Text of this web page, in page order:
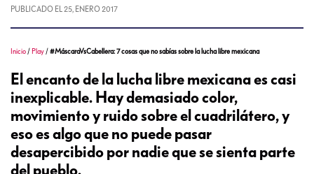
PUBLICADO EL 25, ENERO 2017
Inicio / Play /#MáscaraVsCabellera: 7 cosas que no sabías sobre la lucha libre mexicana
El encanto de la lucha libre mexicana es casi
inexplicable. Hay demasiado color,
movimiento y ruido sobre el cuadrilátero, y
eso es algo que no puede pasar
desapercibido por nadie que se sienta parte
del pueblo.